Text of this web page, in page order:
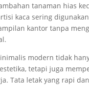
tanaman hias
kaca sering
kantor tanpa
modern tidak
tetapi juga
Tata letak yang rapi dan